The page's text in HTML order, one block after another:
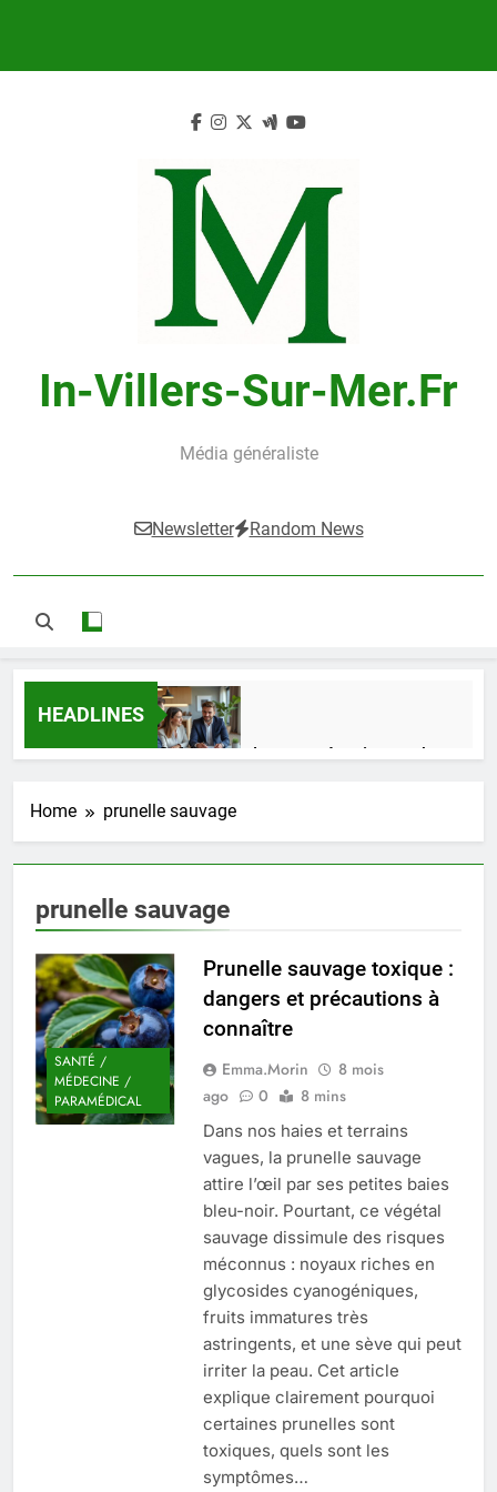
In-Villers-Sur-Mer.fr
Média généraliste
Newsletter Random News
HEADLINES
Guide complet pour réussir un achat
2 Semaines Ago
impact dans le domaine médical
4 Mois Ago
Quel est le salaire de Myriam Seurat en
2025 ?
4 Mois Ago
Okrami : comprendre ses
fonctionnalités clés et avantages
4 Mois Ago
Découvrez notre test d’orientation
gratuit spécialement conçu pour
collégiens et lycéens
4 Mois Ago
Liste complète des marques
rezoactif.com à connaître en 2025
4 Mois Ago
Home prunelle sauvage
prunelle sauvage
SANTÉ /
MÉDECINE /
PARAMÉDICAL
Prunelle sauvage toxique :
dangers et précautions à
connaître
Emma.Morin
8 mois
ago
0 8 mins
Dans nos haies et terrains
vagues, la prunelle sauvage
attire l’œil par ses petites baies
bleu-noir. Pourtant, ce végétal
sauvage dissimule des risques
méconnus : noyaux riches en
glycosides cyanogéniques,
fruits immatures très
astringents, et une sève qui peut
irriter la peau. Cet article
explique clairement pourquoi
certaines prunelles sont
toxiques, quels sont les
symptômes…